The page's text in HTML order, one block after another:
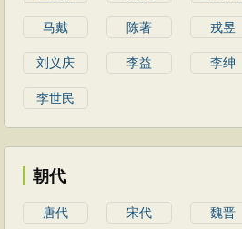
马戴 陈著 戎昱
刘义庆 李益 李绅
李世民
朝代
唐代 宋代 魏晋